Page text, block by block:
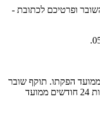
ופרטיכם לכתובת -
לכל הפחות 60 חודשים ממועד הפקתו. תוקף שובר
לרכישת מוצר או שירות מסויים יהיה לכל הפחות 24 חודשים ממועד